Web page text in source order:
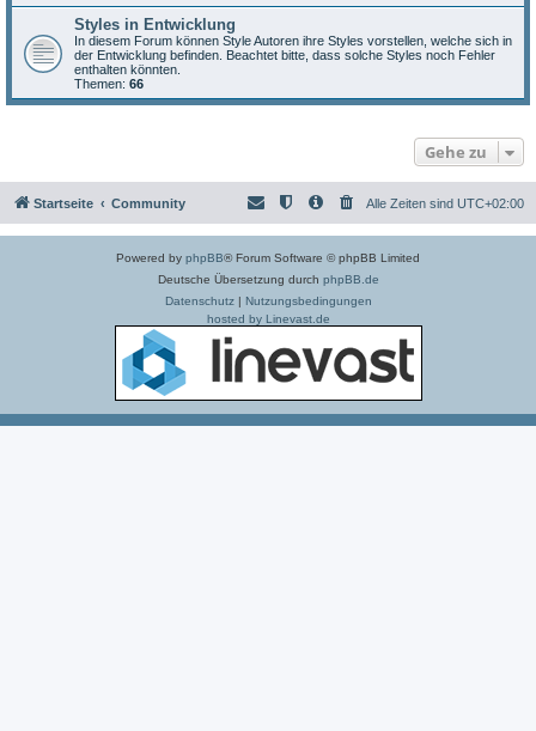
Styles in Entwicklung
In diesem Forum können Style Autoren ihre Styles vorstellen, welche sich in
der Entwicklung befinden. Beachtet bitte, dass solche Styles noch Fehler
enthalten könnten.
Themen: 66
Gehe zu
Startseite Community Alle Zeiten sind UTC+02:00
Powered by phpBB® Forum Software © phpBB Limited
Deutsche Übersetzung durch phpBB.de
Datenschutz| Nutzungsbedingungen
hosted by Linevast.de